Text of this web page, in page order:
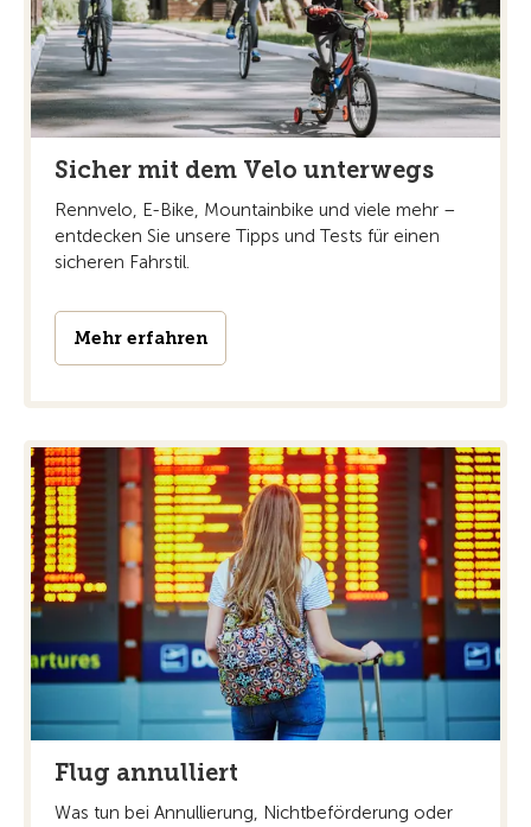
Sicher mit dem Velo unterwegs
Rennvelo, E-Bike, Mountainbike und viele mehr –
entdecken Sie unsere Tipps und Tests für einen
sicheren Fahrstil.
Mehr erfahren
Flug annulliert
Was tun bei Annullierung, Nichtbeförderung oder